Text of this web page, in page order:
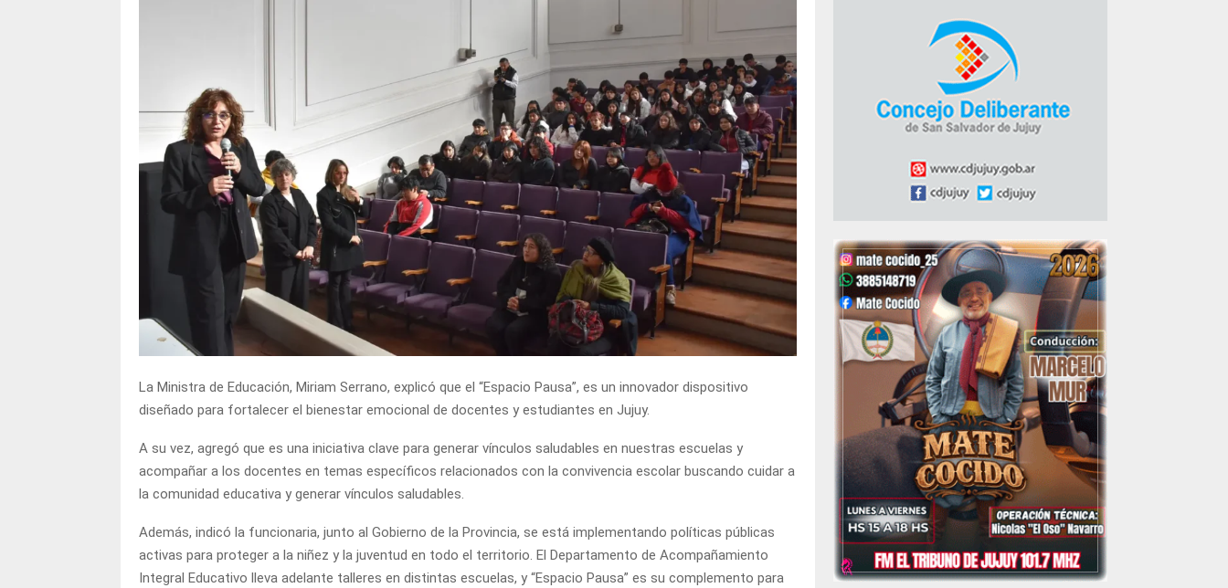
La Ministra de Educación, Miriam Serrano, explicó que el “Espacio Pausa”, es un innovador dispositivo
diseñado para fortalecer el bienestar emocional de docentes y estudiantes en Jujuy.
A su vez, agregó que es una iniciativa clave para generar vínculos saludables en nuestras escuelas y
acompañar a los docentes en temas específicos relacionados con la convivencia escolar buscando cuidar a
la comunidad educativa y generar vínculos saludables.
Además, indicó la funcionaria, junto al Gobierno de la Provincia, se está implementando políticas públicas
activas para proteger a la niñez y la juventud en todo el territorio. El Departamento de Acompañamiento
Integral Educativo lleva adelante talleres en distintas escuelas, y “Espacio Pausa” es su complemento para